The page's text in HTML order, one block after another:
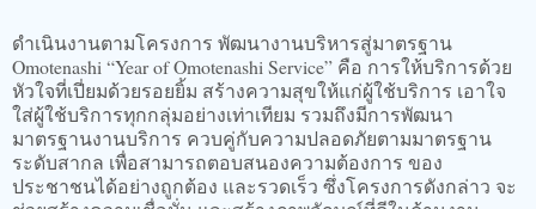
ดำเนินงานตามโครงการ พัฒนางานบริหารสู่มาตรฐาน
Omotenashi “Year of Omotenashi Service” คือ การให้บริการด้วย
หัวใจที่เปี่ยมด้วยรอยยิ้ม สร้างความสุขให้แก่ผู้ใช้บริการ เอาใจ
ใส่ผู้ใช้บริการทุกกลุ่มอย่างเท่าเทียม รวมถึงมีการพัฒนา
มาตรฐานงานบริการ ควบคู่กับความปลอดภัยตามมาตรฐาน
ระดับสากล เพื่อสามารถตอบสนองความต้องการ ของ
ประชาชนได้อย่างถูกต้อง และรวดเร็ว ซึ่งโครงการดังกล่าว จะ